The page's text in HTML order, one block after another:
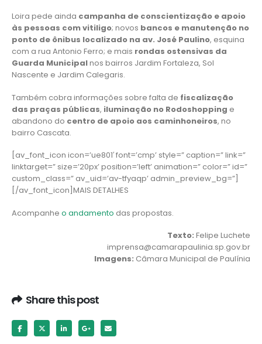
Loira pede ainda campanha de conscientização e apoio
às pessoas com vitiligo; novos bancos e manutenção no
ponto de ônibus localizado na av. José Paulino, esquina
com a rua Antonio Ferro; e mais rondas ostensivas da
Guarda Municipalnos bairros Jardim Fortaleza, Sol
Nascente e Jardim Calegaris.
Também cobra informações sobre falta de fiscalização
das praças públicas, iluminação no Rodoshopping e
abandono do centro de apoio aos caminhoneiros, no
bairro Cascata.
[av_font_icon icon=’ue801′ font=’cmp’ style=” caption=” link=”
linktarget=” size=’20px’ position=’left’ animation=” color=” id=”
custom_class=” av_uid=’av-tfyaqp’ admin_preview_bg=”]
[/av_font_icon]MAIS DETALHES
Acompanhe o andamento das propostas.
Texto: Felipe Luchete
imprensa@camarapaulinia.sp.gov.br
Imagens: Câmara Municipal de Paulínia
Share this post